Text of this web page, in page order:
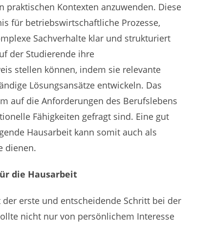
praktischen Kontexten anzuwenden. Diese
für betriebswirtschaftliche Prozesse,
Sachverhalte klar und strukturiert
der Studierende ihre
stellen können, indem sie relevante
Lösungsansätze entwickeln. Das
auf die Anforderungen des Berufslebens
Fähigkeiten gefragt sind. Eine gut
Hausarbeit kann somit auch als
dienen.
die Hausarbeit
erste und entscheidende Schritt bei der
nicht nur von persönlichem Interesse